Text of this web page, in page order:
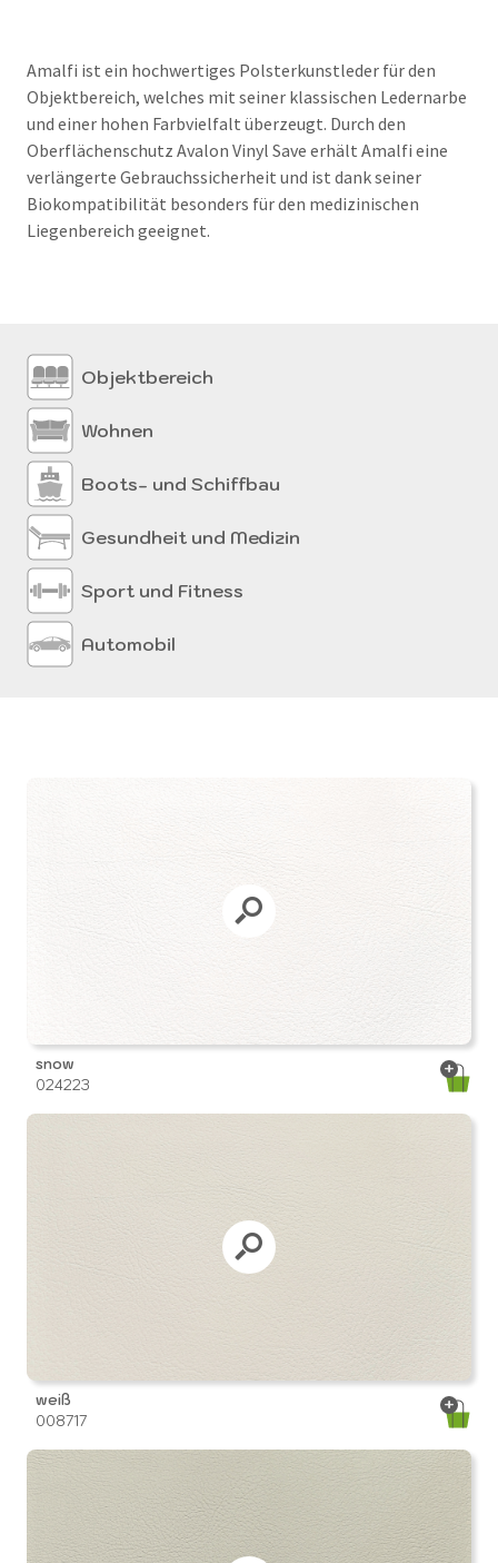
Amalfi ist ein hochwertiges Polsterkunstleder für den
Objektbereich, welches mit seiner klassischen Ledernarbe
und einer hohen Farbvielfalt überzeugt. Durch den
Oberflächenschutz Avalon Vinyl Save erhält Amalfi eine
verlängerte Gebrauchssicherheit und ist dank seiner
Biokompatibilität besonders für den medizinischen
Liegenbereich geeignet.
Objektbereich
Wohnen
Boots- und Schiffbau
Gesundheit und Medizin
Sport und Fitness
Automobil
snow
024223
weiß
008717